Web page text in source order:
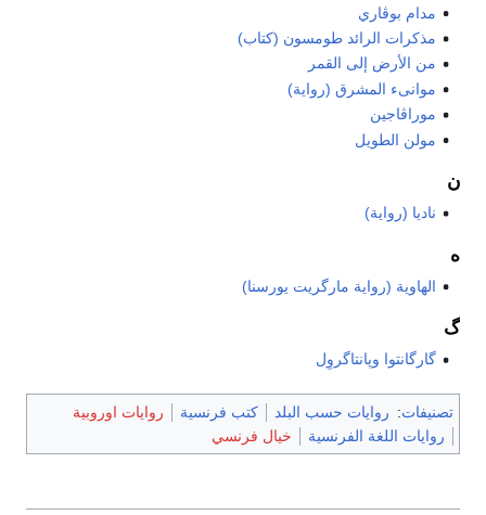
مدام بوڤاري
مذكرات الرائد طومسون (كتاب)
من الأرض إلى القمر
موانىء المشرق (رواية)
موراڤاجين
مولن الطويل
ن
ناديا (رواية)
ه
الهاوية (رواية مارگريت يورسنا)
گ
گارگانتوا وپانتاگروِل
تصنيفات: روايات حسب البلد كتب فرنسية
روايات اوروبية
روايات اللغة الفرنسية
خيال فرنسي